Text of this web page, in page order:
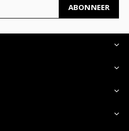
ABONNEER